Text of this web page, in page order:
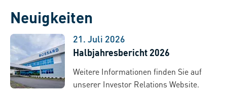
Neuigkeiten
21. Juli 2026
Halbjahresbericht 2026
Weitere Informationen finden Sie auf
unserer Investor Relations Website.